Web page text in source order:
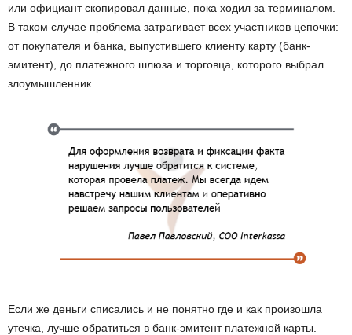
или официант скопировал данные, пока ходил за терминалом.
В таком случае проблема затрагивает всех участников цепочки:
от покупателя и банка, выпустившего клиенту карту (банк-
эмитент), до платежного шлюза и торговца, которого выбрал
злоумышленник.
Если же деньги списались и не понятно где и как произошла
утечка, лучше обратиться в банк-эмитент платежной карты.